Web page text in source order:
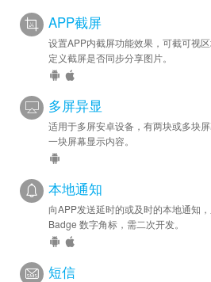
APP截屏
设置APP内截屏功能效果，可截可视
定义截屏是否同步分享图片。
多屏异显
适用于多屏安卓设备，有两块或多块
一块屏幕显示内容。
本地通知
向APP发送延时的或及时的本地通知
Badge 数字角标，需二次开发。
短信